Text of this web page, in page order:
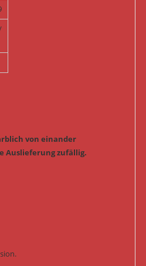
von einander
Auslieferung zufällig.